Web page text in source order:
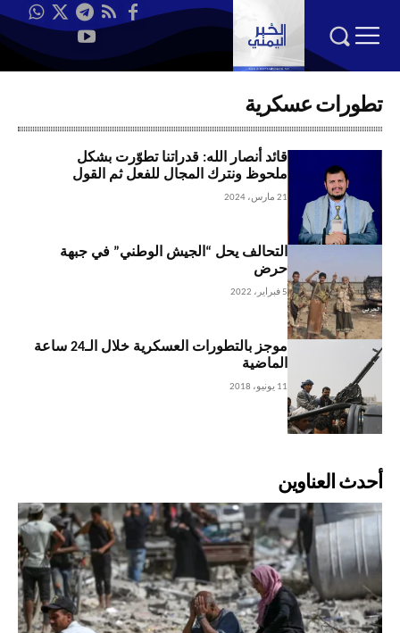
تطورات عسكرية
قائد أنصار الله: قدراتنا تطوّرت بشكل
ملحوظ ونترك المجال للفعل ثم القول
21 مارس، 2024
التحالف يحل “الجيش الوطني” في جبهة
حرض
5 فبراير، 2022
موجز بالتطورات العسكرية خلال الـ24 ساعة
الماضية
11 يونيو، 2018
أحدث العناوين